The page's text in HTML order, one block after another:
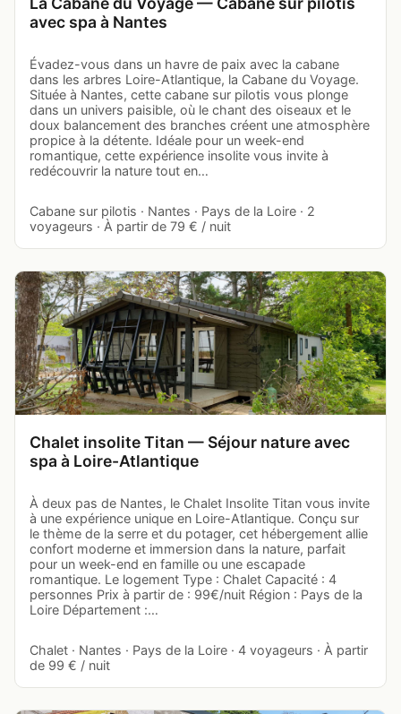
avec spa à Nantes
Évadez-vous dans un havre de paix avec la cabane
dans les arbres Loire-Atlantique, la Cabane du Voyage.
Située à Nantes, cette cabane sur pilotis vous plonge
dans un univers paisible, où le chant des oiseaux et le
doux balancement des branches créent une atmosphère
propice à la détente. Idéale pour un week-end
romantique, cette expérience insolite vous invite à
redécouvrir la nature tout en…
Cabane sur pilotis · Nantes · Pays de la Loire · 2
voyageurs · À partir de 79 € / nuit
Chalet insolite Titan — Séjour nature avec
spa à Loire-Atlantique
À deux pas de Nantes, le Chalet Insolite Titan vous invite
à une expérience unique en Loire-Atlantique. Conçu sur
le thème de la serre et du potager, cet hébergement allie
confort moderne et immersion dans la nature, parfait
pour un week-end en famille ou une escapade
romantique. Le logement Type : Chalet Capacité : 4
personnes Prix à partir de : 99€/nuit Région : Pays de la
Loire Département :…
Chalet · Nantes · Pays de la Loire · 4 voyageurs · À partir
de 99 € / nuit